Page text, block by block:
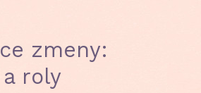
zmeny:
roly